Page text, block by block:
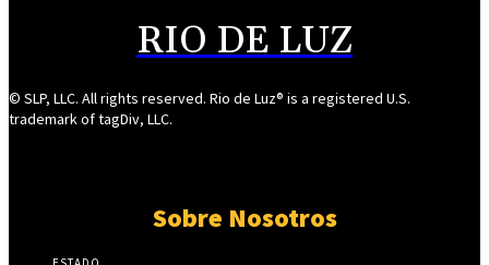
RIO DE LUZ
© SLP, LLC. All rights reserved. Rio de Luz® is a registered U.S.
trademark of tagDiv, LLC.
Sobre Nosotros